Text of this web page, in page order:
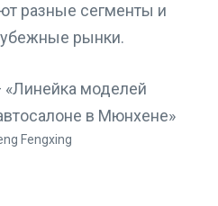
разные сегменты и
рынки.
Fengxing